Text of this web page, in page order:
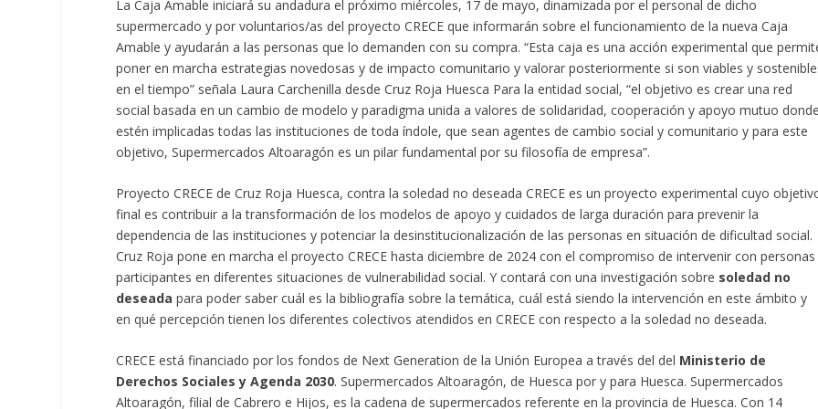
La Caja Amable iniciará su andadura el próximo miércoles, 17 de mayo, dinamizada por el personal de dicho
supermercado y por voluntarios/as del proyecto CRECE que informarán sobre el funcionamiento de la nueva Caja
Amable y ayudarán a las personas que lo demanden con su compra. “Esta caja es una acción experimental que
poner en marcha estrategias novedosas y de impacto comunitario y valorar posteriormente si son viables y
en el tiempo” señala Laura Carchenilla desde Cruz Roja Huesca Para la entidad social, “el objetivo es crear una red
social basada en un cambio de modelo y paradigma unida a valores de solidaridad, cooperación y apoyo mutuo donde
estén implicadas todas las instituciones de toda índole, que sean agentes de cambio social y comunitario y para este
objetivo, Supermercados Altoaragón es un pilar fundamental por su filosofía de empresa”.
Proyecto CRECE de Cruz Roja Huesca, contra la soledad no deseada CRECE es un proyecto experimental cuyo
final es contribuir a la transformación de los modelos de apoyo y cuidados de larga duración para prevenir la
dependencia de las instituciones y potenciar la desinstitucionalización de las personas en situación de dificultad social.
Cruz Roja pone en marcha el proyecto CRECE hasta diciembre de 2024 con el compromiso de intervenir con personas
participantes en diferentes situaciones de vulnerabilidad social. Y contará con una investigación sobre soledad no
deseada para poder saber cuál es la bibliografía sobre la temática, cuál está siendo la intervención en este ámbito y
en qué percepción tienen los diferentes colectivos atendidos en CRECE con respecto a la soledad no deseada.
CRECE está financiado por los fondos de Next Generation de la Unión Europea a través del del Ministerio de
Derechos Sociales y Agenda 2030. Supermercados Altoaragón, de Huesca por y para Huesca. Supermercados
Altoaragón, filial de Cabrero e Hijos, es la cadena de supermercados referente en la provincia de Huesca. Con 14